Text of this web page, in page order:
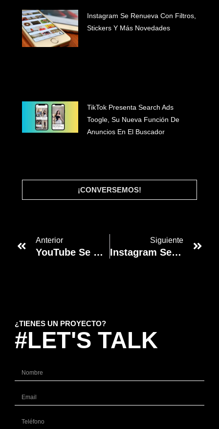
Instagram Se Renueva Con Filtros,
Stickers Y Más Novedades
TikTok Presenta Search Ads
Toogle, Su Nueva Función De
Anuncios En El Buscador
¡CONVERSEMOS!
Anterior
YouTube Se Pasa Al Gaming Para Que Juegues Desde Tu Móvil Android O PC: Ya En Despliegue Para Algunos Suscriptores De Pago
Siguiente
Instagram Se Renueva Con Filtros, Stickers Y Más Novedades
¿TIENES UN PROYECTO?
#LET'S TALK